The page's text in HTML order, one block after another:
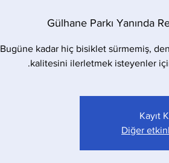
Gülhane Parkı Yanında
Bugüne kadar hiç bisiklet sürmemiş,
kalitesini ilerletmek isteyenler
Kayıt
Diğer